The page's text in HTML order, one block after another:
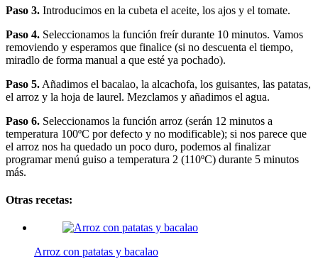
Paso 3. Introducimos en la cubeta el aceite, los ajos y el tomate.
Paso 4. Seleccionamos la función freír durante 10 minutos. Vamos
removiendo y esperamos que finalice (si no descuenta el tiempo,
miradlo de forma manual a que esté ya pochado).
Paso 5. Añadimos el bacalao, la alcachofa, los guisantes, las patatas,
el arroz y la hoja de laurel. Mezclamos y añadimos el agua.
Paso 6. Seleccionamos la función arroz (serán 12 minutos a
temperatura 100ºC por defecto y no modificable); si nos parece que
el arroz nos ha quedado un poco duro, podemos al finalizar
programar menú guiso a temperatura 2 (110ºC) durante 5 minutos
más.
Otras recetas:
Arroz con patatas y bacalao